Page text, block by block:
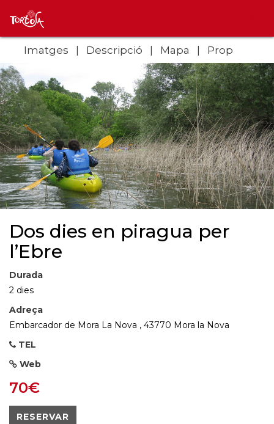
Imatges Descripció Mapa Prop
Dos dies en piragua per
l’Ebre
Durada
2 dies
Adreça
Embarcador de Mora La Nova , 43770 Mora la Nova
TEL
Web
70€
RESERVAR